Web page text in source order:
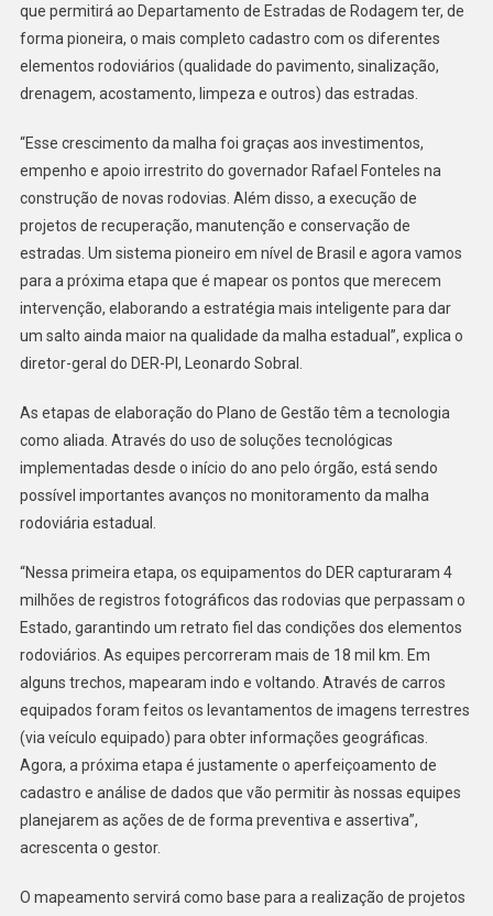
que permitirá ao Departamento de Estradas de Rodagem ter, de
forma pioneira, o mais completo cadastro com os diferentes
elementos rodoviários (qualidade do pavimento, sinalização,
drenagem, acostamento, limpeza e outros) das estradas.
“Esse crescimento da malha foi graças aos investimentos,
empenho e apoio irrestrito do governador Rafael Fonteles na
construção de novas rodovias. Além disso, a execução de
projetos de recuperação, manutenção e conservação de
estradas. Um sistema pioneiro em nível de Brasil e agora vamos
para a próxima etapa que é mapear os pontos que merecem
intervenção, elaborando a estratégia mais inteligente para dar
um salto ainda maior na qualidade da malha estadual”, explica o
diretor-geral do DER-PI, Leonardo Sobral.
As etapas de elaboração do Plano de Gestão têm a tecnologia
como aliada. Através do uso de soluções tecnológicas
implementadas desde o início do ano pelo órgão, está sendo
possível importantes avanços no monitoramento da malha
rodoviária estadual.
“Nessa primeira etapa, os equipamentos do DER capturaram 4
milhões de registros fotográficos das rodovias que perpassam o
Estado, garantindo um retrato fiel das condições dos elementos
rodoviários. As equipes percorreram mais de 18 mil km. Em
alguns trechos, mapearam indo e voltando. Através de carros
equipados foram feitos os levantamentos de imagens terrestres
(via veículo equipado) para obter informações geográficas.
Agora, a próxima etapa é justamente o aperfeiçoamento de
cadastro e análise de dados que vão permitir às nossas equipes
planejarem as ações de de forma preventiva e assertiva”,
acrescenta o gestor.
O mapeamento servirá como base para a realização de projetos